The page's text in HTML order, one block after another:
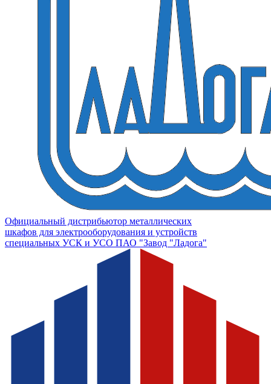
Официальный дистрибьютор металлических
шкафов для электрооборудования и устройств
специальных УСК и УСО ПАО "Завод "Ладога"